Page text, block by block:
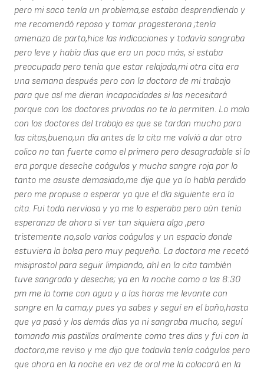
pero mi saco tenía un problema,se estaba desprendiendo y
me recomendó reposo y tomar progesterona ;tenía
amenaza de parto,hice las indicaciones y todavía sangraba
pero leve y había días que era un poco más, si estaba
preocupada pero tenía que estar relajada,mi otra cita era
una semana después pero con la doctora de mi trabajo
para que así me dieran incapacidades si las necesitará
porque con los doctores privados no te lo permiten. Lo malo
con los doctores del trabajo es que se tardan mucho para
las citas,bueno,un día antes de la cita me volvió a dar otro
colico no tan fuerte como el primero pero desagradable si lo
era porque deseche coágulos y mucha sangre roja por lo
tanto me asuste demasiado,me dije que ya lo había perdido
pero me propuse a esperar ya que el día siguiente era la
cita. Fui toda nerviosa y ya me lo esperaba pero aún tenía
esperanza de ahora si ver tan siquiera algo ,pero
tristemente no,solo varios coágulos y un espacio donde
estuviera la bolsa pero muy pequeño. La doctora me recetó
misiprostol para seguir limpiando, ahí en la cita también
tuve sangrado y deseche; ya en la noche como a las 8:30
pm me la tome con agua y a las horas me levante con
sangre en la cama,y pues ya sabes y seguí en el baño,hasta
que ya pasó y los demás días ya ni sangraba mucho, seguí
tomando mis pastillas oralmente como tres dias y fui con la
doctora,me reviso y me dijo que todavía tenía coágulos pero
que ahora en la noche en vez de oral me la colocará en la